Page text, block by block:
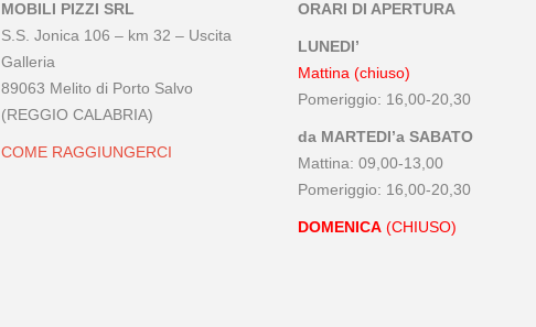
MOBILI PIZZI SRL
S.S. Jonica 106 – km 32 – Uscita
Galleria
89063 Melito di Porto Salvo
(REGGIO CALABRIA)
COME RAGGIUNGERCI
ORARI DI APERTURA
LUNEDI’
Mattina (chiuso)
Pomeriggio: 16,00-20,30
da MARTEDI’a SABATO
Mattina: 09,00-13,00
Pomeriggio: 16,00-20,30
DOMENICA (CHIUSO)